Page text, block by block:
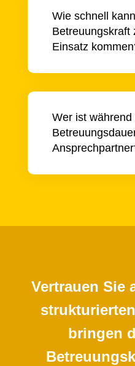
Wie schnell
Betreuungskraft
Einsatz
Wer ist während
Vertrauen Sie
bringen